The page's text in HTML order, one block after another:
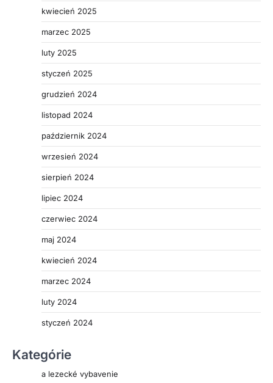
kwiecień 2025
marzec 2025
luty 2025
styczeń 2025
grudzień 2024
listopad 2024
październik 2024
wrzesień 2024
sierpień 2024
lipiec 2024
czerwiec 2024
maj 2024
kwiecień 2024
marzec 2024
luty 2024
styczeń 2024
Kategórie
a lezecké vybavenie